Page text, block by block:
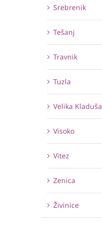
Srebrenik
Tešanj
Travnik
Tuzla
Velika Kladuša
Visoko
Vitez
Zenica
Živinice